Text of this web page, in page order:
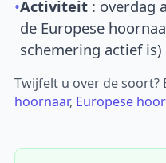
•Activiteit : overdag
de Europese
schemering actief is)
Twijfelt u over de soort?
hoornaar, Europese